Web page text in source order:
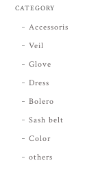
CATEGORY
Accessoris
Veil
Glove
Dress
Bolero
Sash belt
Color
others